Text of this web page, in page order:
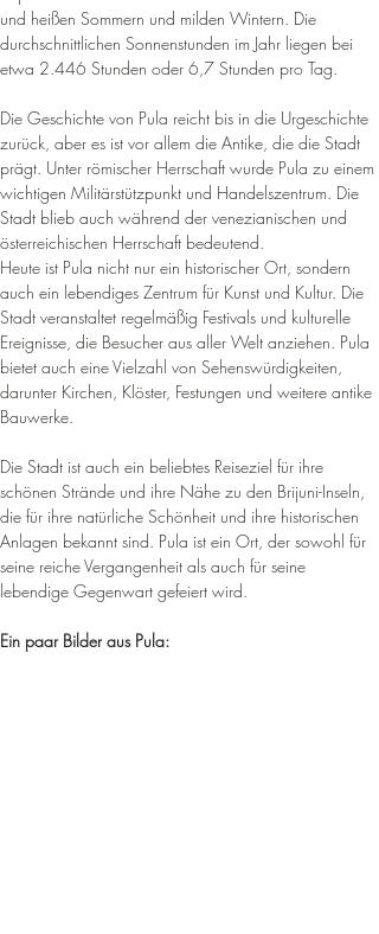
und heißen Sommern und milden Wintern. Die
durchschnittlichen Sonnenstunden im Jahr liegen bei
etwa 2.446 Stunden oder 6,7 Stunden pro Tag.
Die Geschichte von Pula reicht bis in die Urgeschichte
zurück, aber es ist vor allem die Antike, die die Stadt
prägt. Unter römischer Herrschaft wurde Pula zu einem
wichtigen Militärstützpunkt und Handelszentrum. Die
Stadt blieb auch während der venezianischen und
österreichischen Herrschaft bedeutend.
Heute ist Pula nicht nur ein historischer Ort, sondern
auch ein lebendiges Zentrum für Kunst und Kultur. Die
Stadt veranstaltet regelmäßig Festivals und kulturelle
Ereignisse, die Besucher aus aller Welt anziehen. Pula
bietet auch eine Vielzahl von Sehenswürdigkeiten,
darunter Kirchen, Klöster, Festungen und weitere antike
Bauwerke.
Die Stadt ist auch ein beliebtes Reiseziel für ihre
schönen Strände und ihre Nähe zu den Brijuni-Inseln,
die für ihre natürliche Schönheit und ihre historischen
Anlagen bekannt sind. Pula ist ein Ort, der sowohl für
seine reiche Vergangenheit als auch für seine
lebendige Gegenwart gefeiert wird.
Ein paar Bilder aus Pula: